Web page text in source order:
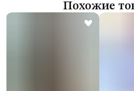
Похожие